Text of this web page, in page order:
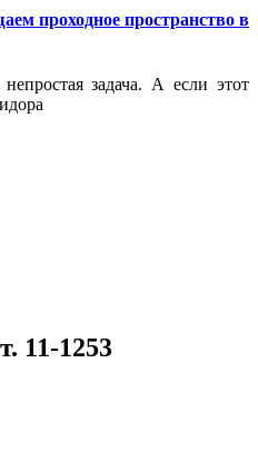
проходное пространство в
задача. А если этот
11-1253